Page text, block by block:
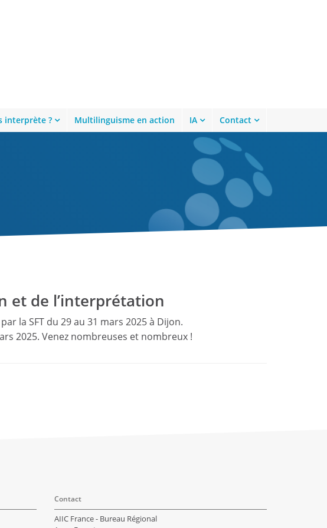
interprète ? Multilinguisme en action IA Contact
et de l’interprétation
la SFT du 29 au 31 mars 2025 à Dijon.
2025. Venez nombreuses et nombreux !
Contact
AIIC France - Bureau Régional